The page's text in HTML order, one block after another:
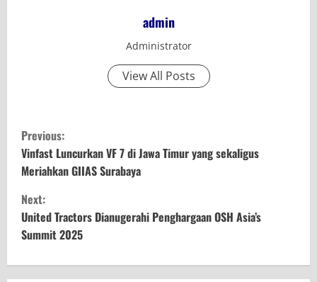
admin
Administrator
View All Posts
C
o
n
t
i
Previous:
Vinfast Luncurkan VF 7 di Jawa Timur yang sekaligus
Meriahkan GIIAS Surabaya
Next:
United Tractors Dianugerahi Penghargaan OSH Asia’s
Summit 2025